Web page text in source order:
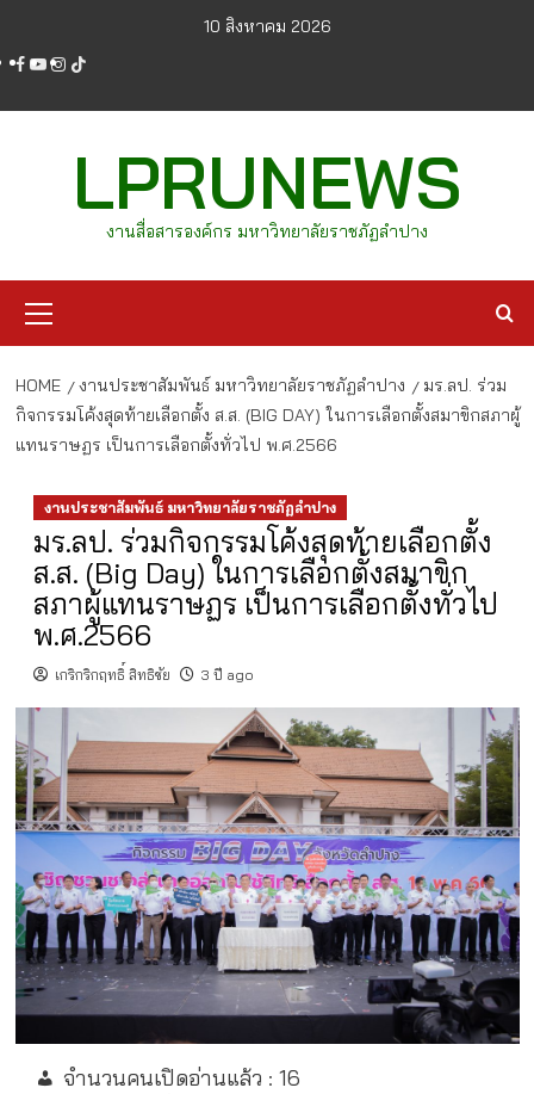
content
10 สิงหาคม 2026
facebook
youtube
instagram
tiktok
LPRUNEWS
งานสื่อสารองค์กร มหาวิทยาลัยราชภัฏลำปาง
Menu
HOME งานประชาสัมพันธ์ มหาวิทยาลัยราชภัฏลำปาง
มร.ลป. ร่วม
กิจกรรมโค้งสุดท้ายเลือกตั้ง ส.ส. (BIG DAY) ในการเลือกตั้งสมาขิกสภาผู้
แทนราษฏร เป็นการเลือกตั้งทั่วไป พ.ศ.2566
งานประชาสัมพันธ์ มหาวิทยาลัยราชภัฏลำปาง
มร.ลป. ร่วมกิจกรรมโค้งสุดท้ายเลือกตั้ง
ส.ส. (Big Day) ในการเลือกตั้งสมาขิก
สภาผู้แทนราษฏร เป็นการเลือกตั้งทั่วไป
พ.ศ.2566
เกริกริกฤทธิ์ สิทธิชัย 3 ปี ago
จำนวนคนเปิดอ่านแล้ว : 16